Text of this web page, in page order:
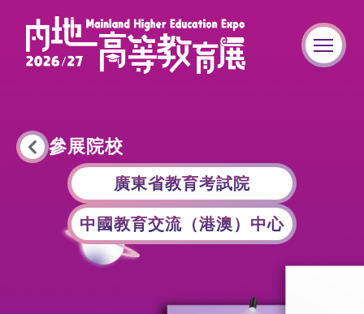
參展院校
廣東省教育考試院
中國教育交流（港澳）中心